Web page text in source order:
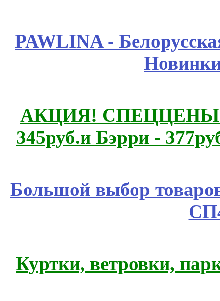
PAWLINA -
АКЦИЯ! СПЕЦЦЕНЫ
345руб.и Бэрри -
Большой выбор
Куртки, ветровки,